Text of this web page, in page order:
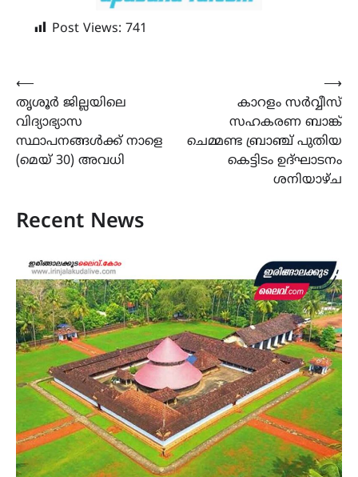
Post Views: 741
Post
navigation
⟵
തൃശൂര്‍ ജില്ലയിലെ
വിദ്യാഭ്യാസ
സ്ഥാപനങ്ങള്‍ക്ക് നാളെ
(മെയ്‌ 30) അവധി
കാറളം സർവ്വീസ്
സഹകരണ ബാങ്ക്
ചെമ്മണ്ട ബ്രാഞ്ച് പുതിയ
കെട്ടിടം ഉദ്‌ഘാടനം
ശനിയാഴ്ച
⟶
Recent News